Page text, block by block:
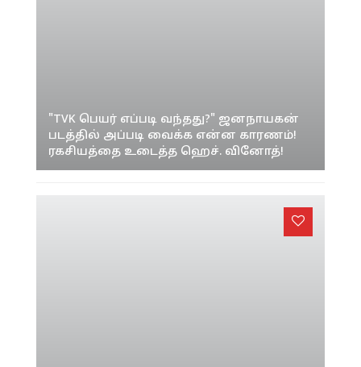
"TVK பெயர் எப்படி வந்தது?" ஜனநாயகன்
படத்தில் அப்படி வைக்க என்ன காரணம்!
ரகசியத்தை உடைத்த ஹெச். வினோத்!